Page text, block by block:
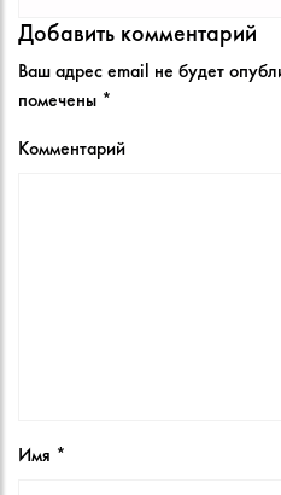
Добавить комментарий
Ваш адрес email не будет
помечены *
Комментарий
Имя *